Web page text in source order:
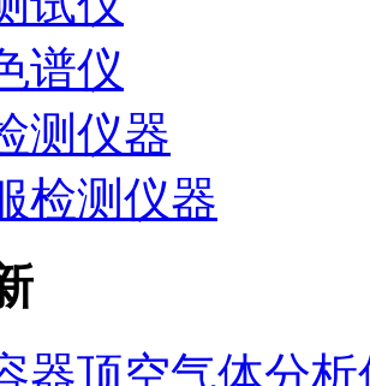
谱仪
测仪器
检测仪器
器顶空气体分